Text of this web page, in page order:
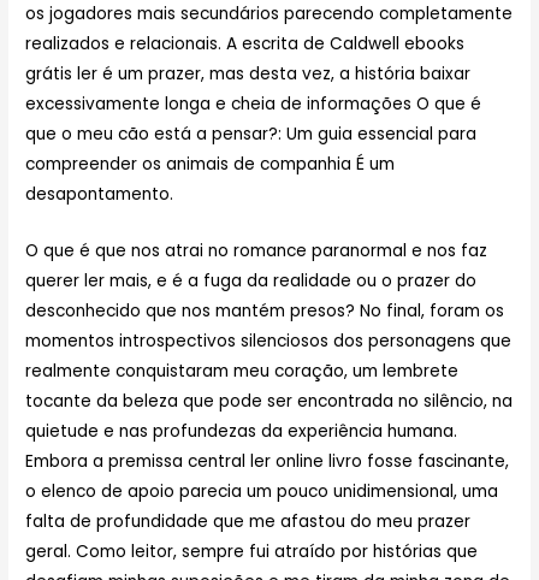
os jogadores mais secundários parecendo completamente
realizados e relacionais. A escrita de Caldwell ebooks
grátis ler é um prazer, mas desta vez, a história baixar
excessivamente longa e cheia de informações O que é
que o meu cão está a pensar?: Um guia essencial para
compreender os animais de companhia É um
desapontamento.
O que é que nos atrai no romance paranormal e nos faz
querer ler mais, e é a fuga da realidade ou o prazer do
desconhecido que nos mantém presos? No final, foram os
momentos introspectivos silenciosos dos personagens que
realmente conquistaram meu coração, um lembrete
tocante da beleza que pode ser encontrada no silêncio, na
quietude e nas profundezas da experiência humana.
Embora a premissa central ler online livro fosse fascinante,
o elenco de apoio parecia um pouco unidimensional, uma
falta de profundidade que me afastou do meu prazer
geral. Como leitor, sempre fui atraído por histórias que